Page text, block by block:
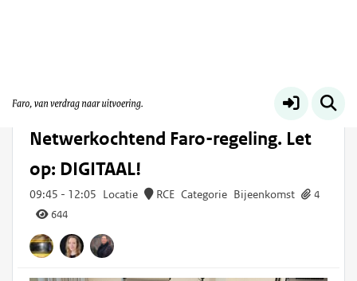
Netwerkochtend Faro-regeling. Let
op: DIGITAAL!
09:45 - 12:05 Locatie RCE Categorie Bijeenkomst
4
644
12:05